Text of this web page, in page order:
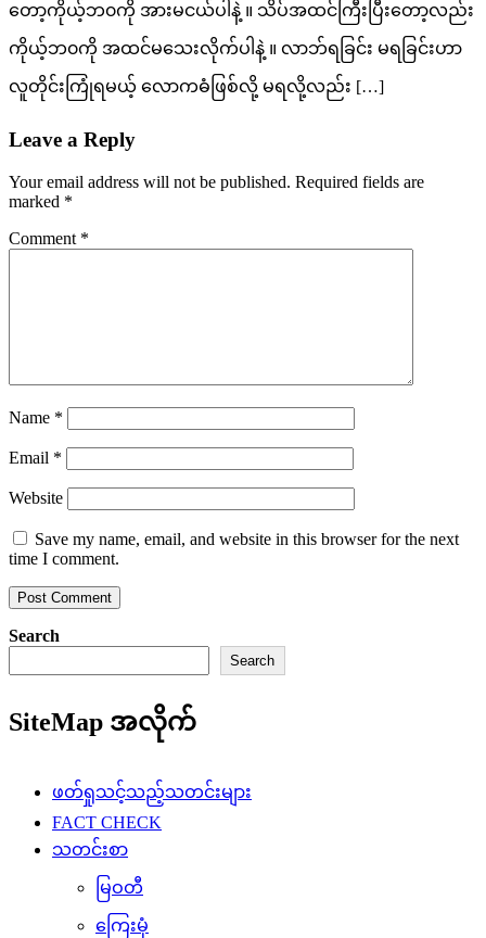
တော့ကိုယ့်ဘ၀ကို အားမငယ်ပါနဲ့ ။ သိပ်အထင်ကြီးပြီးတော့လည်း
ကိုယ့်ဘ၀ကို အထင်မသေးလိုက်ပါနဲ့ ။ လာဘ်ရခြင်း မရခြင်းဟာ
လူတိုင်းကြုံရမယ့် လောကဓံဖြစ်လို့ မရလို့လည်း […]
Leave a Reply
Your email address will not be published. Required fields are
marked *
Comment *
Name *
Email *
Website
Save my name, email, and website in this browser for the next
time I comment.
Search
Search
SiteMap အလိုက်
ဖတ်ရှုသင့်သည့်သတင်းများ
FACT CHECK
သတင်းစာ
မြဝတီ
ကြေးမုံ